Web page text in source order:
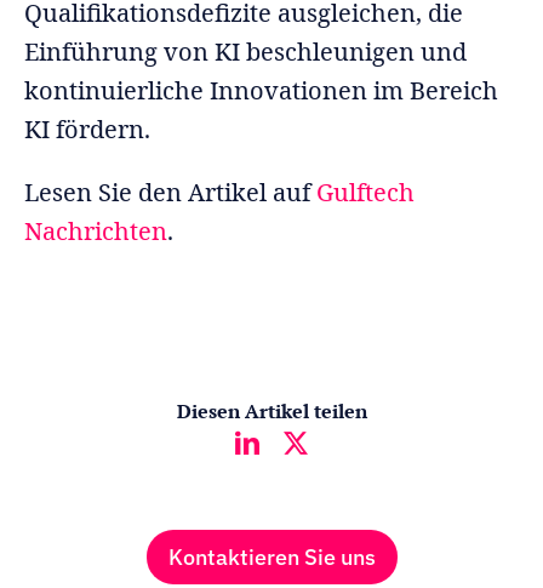
Qualifikationsdefizite ausgleichen, die
Einführung von KI beschleunigen und
kontinuierliche Innovationen im Bereich
KI fördern.
Lesen Sie den Artikel aufGulftech
Nachrichten.
Diesen Artikel teilen
Kontaktieren Sie uns